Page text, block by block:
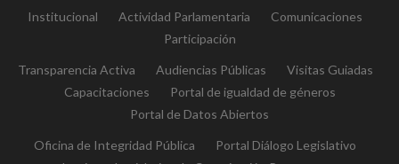
Institucional Actividad Parlamentaria
Comunicaciones
Participación
Transparencia Activa Audiencias Públicas
Visitas Guiadas
Capacitaciones
Portal de igualdad de géneros
Portal de Datos Abiertos
Oficina de Integridad Pública
Portal Diálogo Legislativo